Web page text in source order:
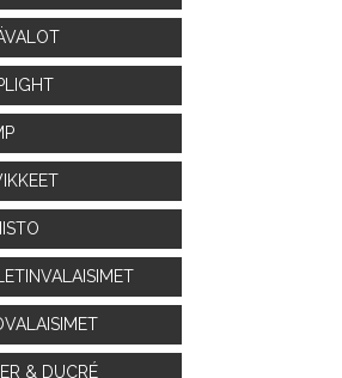
& DUCRÉ